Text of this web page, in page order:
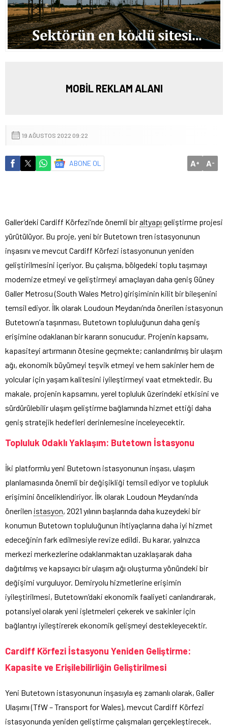
MOBİL REKLAM ALANI
19 AĞUSTOS 2022 09:22
ABONE OL A+ A-
Galler’deki Cardiff Körfezi’nde önemli biraltyapı geliştirme projesi
yürütülüyor. Bu proje, yeni bir Butetown tren istasyonunun
inşasını ve mevcut Cardiff Körfezi istasyonunun yeniden
geliştirilmesini içeriyor. Bu çalışma, bölgedeki toplu taşımayı
modernize etmeyi ve geliştirmeyi amaçlayan daha geniş Güney
Galler Metrosu (South Wales Metro) girişiminin kilit bir bileşenini
temsil ediyor. İlk olarak Loudoun Meydanı’nda önerilen istasyonun
Butetown’a taşınması, Butetown topluluğunun daha geniş
erişimine odaklanan bir kararın sonucudur. Projenin kapsamı,
kapasiteyi artırmanın ötesine geçmekte; canlandırılmış bir ulaşım
ağı, ekonomik büyümeyi teşvik etmeyi ve hem sakinler hem de
yolcular için yaşam kalitesini iyileştirmeyi vaat etmektedir. Bu
makale, projenin kapsamını, yerel topluluk üzerindeki etkisini ve
sürdürülebilir ulaşım geliştirme bağlamında hizmet ettiği daha
geniş stratejik hedefleri derinlemesine inceleyecektir.
Topluluk Odaklı Yaklaşım: Butetown İstasyonu
İki platformlu yeni Butetown istasyonunun inşası, ulaşım
planlamasında önemli bir değişikliği temsil ediyor ve topluluk
erişimini önceliklendiriyor. İlk olarak Loudoun Meydanı’nda
önerilen istasyon, 2021 yılının başlarında daha kuzeydeki bir
konumun Butetown topluluğunun ihtiyaçlarına daha iyi hizmet
edeceğinin fark edilmesiyle revize edildi. Bu karar, yalnızca
merkezi merkezlerine odaklanmaktan uzaklaşarak daha
dağıtılmış ve kapsayıcı bir ulaşım ağı oluşturma yönündeki bir
değişimi vurguluyor. Demiryolu hizmetlerine erişimin
iyileştirilmesi, Butetown’daki ekonomik faaliyeti canlandırarak,
potansiyel olarak yeni işletmeleri çekerek ve sakinler için
bağlantıyı iyileştirerek ekonomik gelişmeyi destekleyecektir.
Cardiff Körfezi İstasyonu Yeniden Geliştirme:
Kapasite ve Erişilebilirliğin Geliştirilmesi
Yeni Butetown istasyonunun inşasıyla eş zamanlı olarak, Galler
Ulaşımı (TfW – Transport for Wales), mevcut Cardiff Körfezi
istasyonunda yeniden geliştirme çalışmaları gerçekleştirecek.